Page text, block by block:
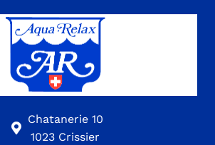
Chatanerie 10
1023 Crissier